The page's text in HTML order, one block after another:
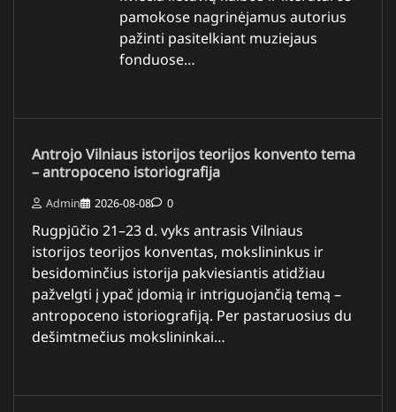
pamokose nagrinėjamus autorius
pažinti pasitelkiant muziejaus
fonduose…
Antrojo Vilniaus istorijos teorijos konvento tema
– antropoceno istoriografija
Admin 2026-08-08 0
Rugpjūčio 21–23 d. vyks antrasis Vilniaus
istorijos teorijos konventas, mokslininkus ir
besidominčius istorija pakviesiantis atidžiau
pažvelgti į ypač įdomią ir intriguojančią temą –
antropoceno istoriografiją. Per pastaruosius du
dešimtmečius mokslininkai…